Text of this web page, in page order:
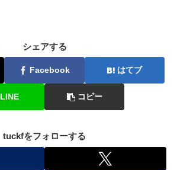
シェアする
Facebook はてブ
LINE コピー
tuckfをフォローする